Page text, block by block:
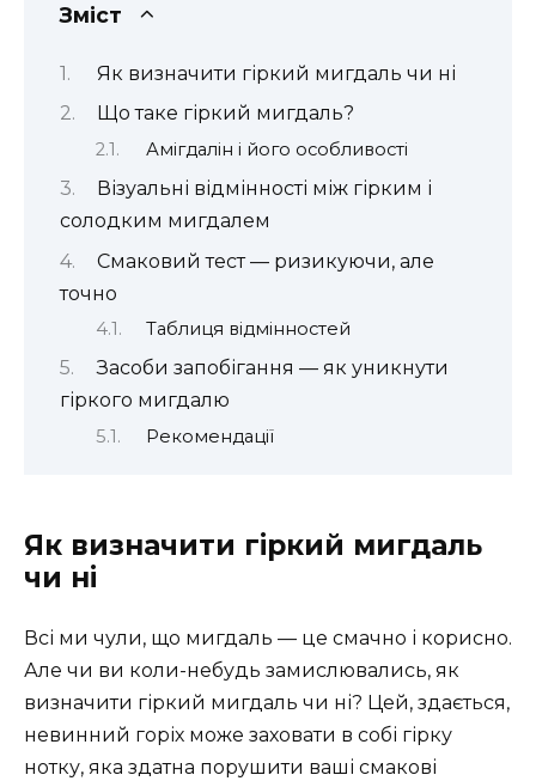
Зміст
Як визначити гіркий мигдаль чи ні
Що таке гіркий мигдаль?
Амігдалін і його особливості
Візуальні відмінності між гірким і
солодким мигдалем
Смаковий тест — ризикуючи, але
точно
Таблиця відмінностей
Засоби запобігання — як уникнути
гіркого мигдалю
Рекомендації
Як визначити гіркий мигдаль
чи ні
Всі ми чули, що мигдаль — це смачно і корисно.
Але чи ви коли-небудь замислювались, як
визначити гіркий мигдаль чи ні? Цей, здається,
невинний горіх може заховати в собі гірку
нотку, яка здатна порушити ваші смакові